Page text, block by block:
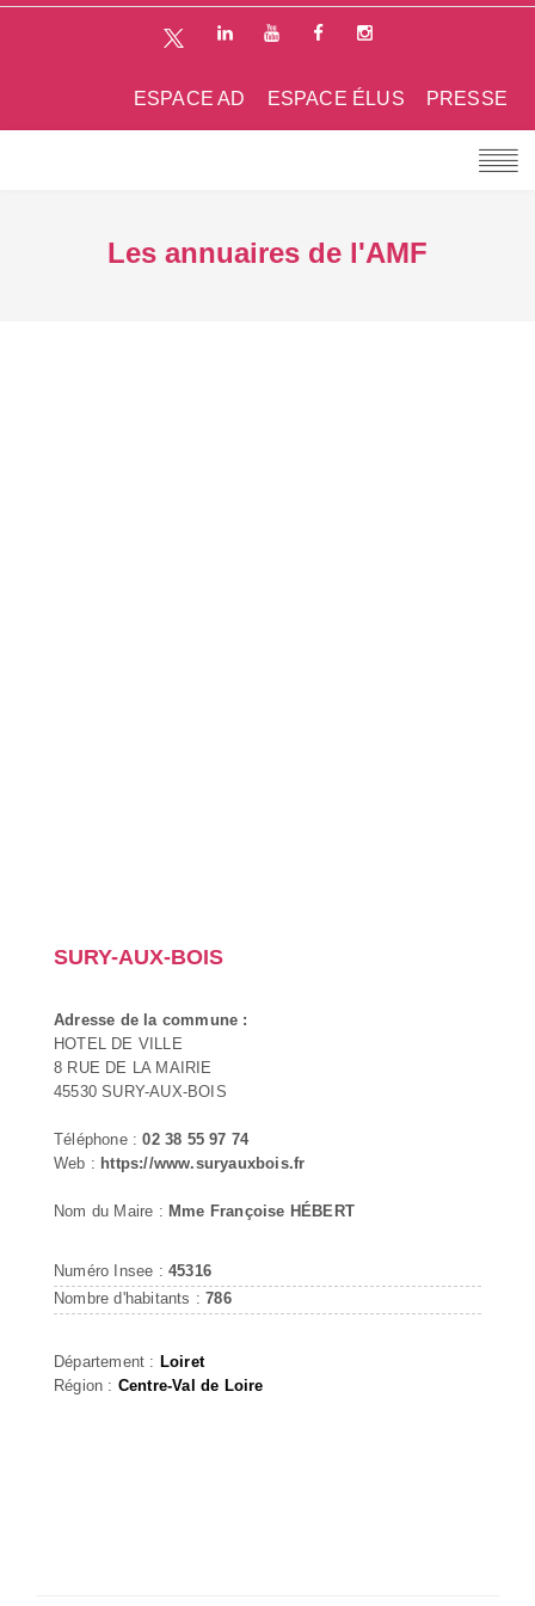
PRESSE
ESPACE ÉLUS
ESPACE AD
Les annuaires de l'AMF
SURY-AUX-BOIS
Adresse de la commune :
HOTEL DE VILLE
8 RUE DE LA MAIRIE
45530 SURY-AUX-BOIS
Téléphone :02 38 55 97 74
Web : https://www.suryauxbois.fr
Nom du Maire : Mme Françoise HÉBERT
Numéro Insee : 45316
Nombre d'habitants :786
Département : Loiret
Région : Centre-Val de Loire